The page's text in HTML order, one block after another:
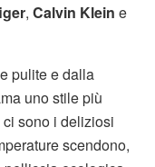
, Calvin Klein e
pulite e dalla
uno stile più
sono i deliziosi
scendono,